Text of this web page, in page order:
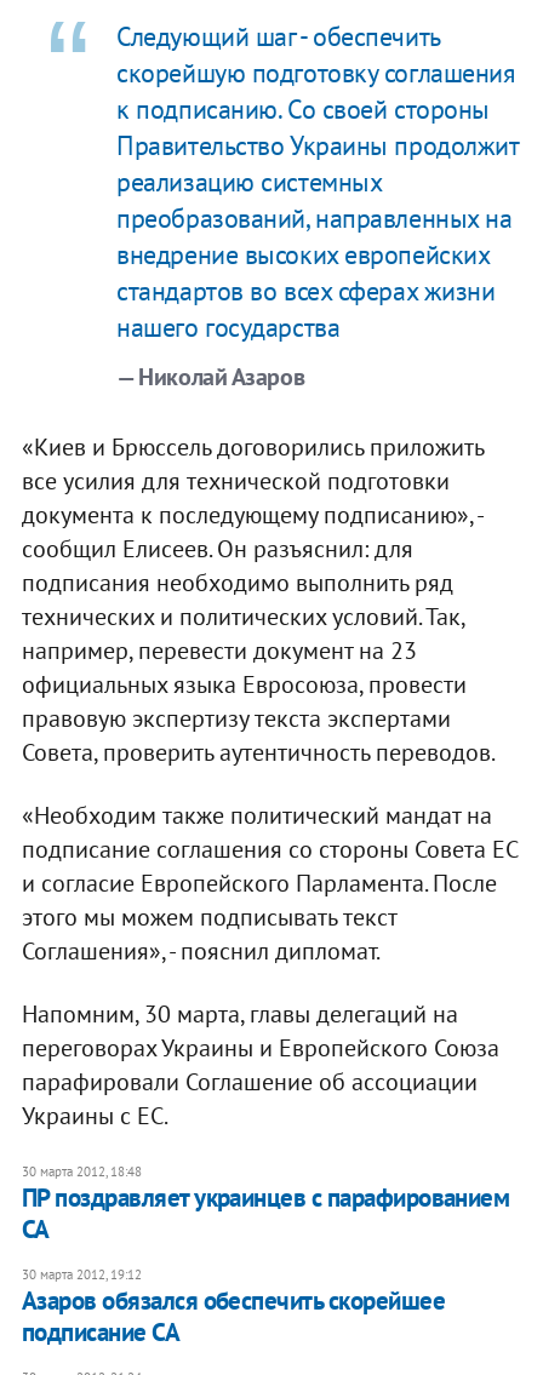
Следующий шаг - обеспечить
скорейшую подготовку соглашения
к подписанию. Со своей стороны
Правительство Украины продолжит
реализацию системных
преобразований, направленных на
внедрение высоких европейских
стандартов во всех сферах жизни
нашего государства
— Николай Азаров
«Киев и Брюссель договорились приложить
все усилия для технической подготовки
документа к последующему подписанию», -
сообщил Елисеев. Он разъяснил: для
подписания необходимо выполнить ряд
технических и политических условий. Так,
например, перевести документ на 23
официальных языка Евросоюза, провести
правовую экспертизу текста экспертами
Совета, проверить аутентичность переводов.
«Необходим также политический мандат на
подписание соглашения со стороны Совета ЕС
и согласие Европейского Парламента. После
этого мы можем подписывать текст
Соглашения», - пояснил дипломат.
Напомним, 30 марта, главы делегаций на
переговорах Украины и Европейского Союза
парафировали Соглашение об ассоциации
Украины с ЕС.
30 марта 2012, 18:48
ПР поздравляет украинцев с парафированием
СА
30 марта 2012, 19:12
Азаров обязался обеспечить скорейшее
подписание СА